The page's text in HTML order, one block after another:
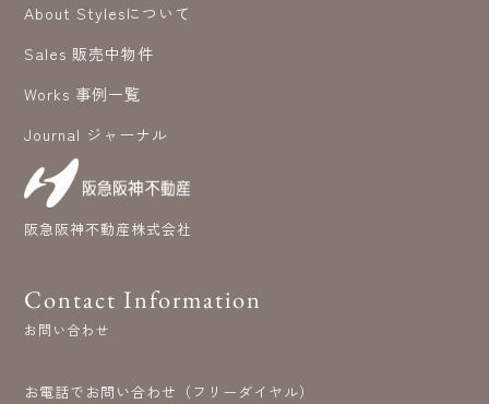
About Stylesについて
Sales 販売中物件
Works 事例一覧
Journal ジャーナル
阪急阪神不動産株式会社
Contact Information
お問い合わせ
お電話でお問い合わせ（フリーダイヤル）